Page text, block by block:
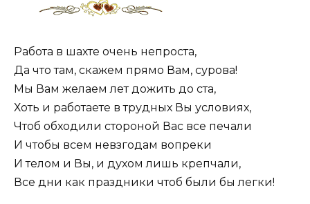
Работа в шахте очень непроста,
Да что там, скажем прямо Вам, сурова!
Мы Вам желаем лет дожить до ста,
Хоть и работаете в трудных Вы условиях,
Чтоб обходили стороной Вас все печали
И чтобы всем невзгодам вопреки
И телом и Вы, и духом лишь крепчали,
Все дни как праздники чтоб были бы легки!